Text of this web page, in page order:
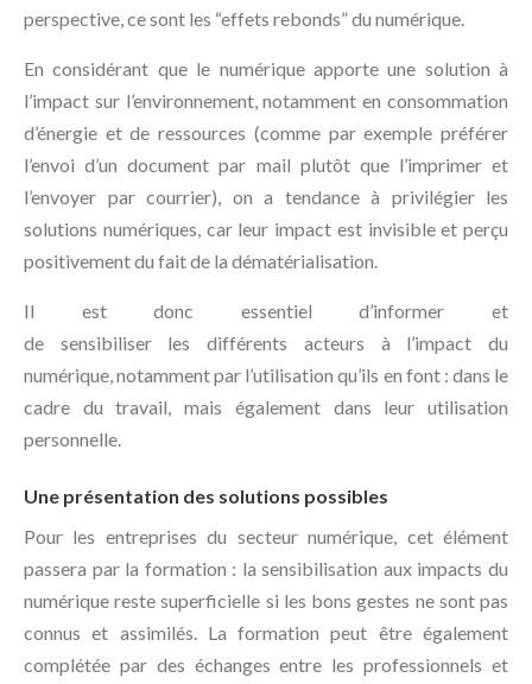
perspective, ce sont les “effets rebonds” du numérique.
En considérant que le numérique apporte une solution à
l’impact sur l’environnement, notamment en consommation
d’énergie et de ressources (comme par exemple préférer
l’envoi d’un document par mail plutôt que l’imprimer et
l’envoyer par courrier), on a tendance à privilégier les
solutions numériques, car leur impact est invisible et perçu
positivement du fait de la dématérialisation.
Il est donc essentiel d’informer et
de sensibiliser les différents acteurs à l’impact du
numérique, notamment par l’utilisation qu’ils en font : dans le
cadre du travail, mais également dans leur utilisation
personnelle.
Une présentation des solutions possibles
Pour les entreprises du secteur numérique, cet élément
passera par la formation : la sensibilisation aux impacts du
numérique reste superficielle si les bons gestes ne sont pas
connus et assimilés. La formation peut être également
complétée par des échanges entre les professionnels et